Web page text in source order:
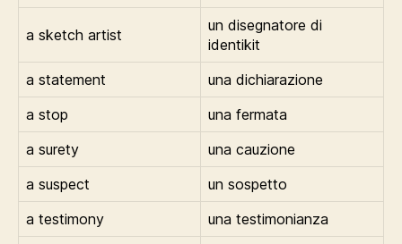
a sketch artist
un disegnatore di
identikit
a statement
una dichiarazione
a stop
una fermata
a surety
una cauzione
a suspect
un sospetto
a testimony
una testimonianza